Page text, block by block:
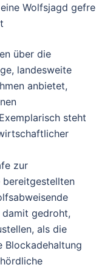
Wolfsjagd
über die
landesweite
anbietet,
steht
zur
bereitgestellten
gedroht,
als die
Blockadehaltung